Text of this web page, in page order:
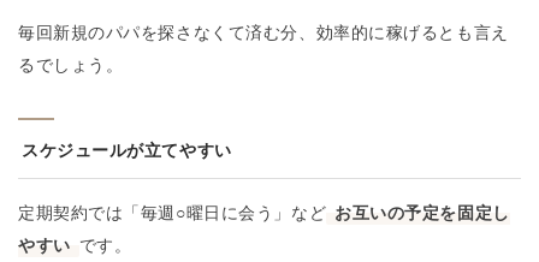
毎回新規のパパを探さなくて済む分、効率的に稼げるとも言え
るでしょう。
スケジュールが立てやすい
定期契約では「毎週○曜日に会う」など お互いの予定を固定し
やすい です。